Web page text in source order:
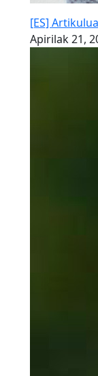
[ES]
Apirilak 21,